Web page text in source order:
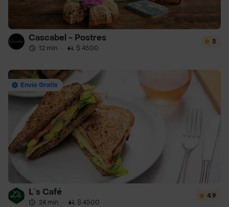
Cascabel - Postres
12 min · $ 4500
5
Envío Gratis
L´s Café
24 min · $ 4500
4.9